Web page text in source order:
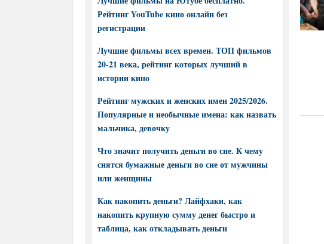
Рейтинг YouTube кино онлайн без
регистрации
Лучшие фильмы всех времен. ТОП фильмов
20-21 века, рейтинг которых лучший в
истории кино
Рейтинг мужских и женских имен 2025/2026.
Популярные и необычные имена: как назвать
мальчика, девочку
Что значит получить деньги во сне. К чему
снятся бумажные деньги во сне от мужчины
или женщины
Как накопить деньги? Лайфхаки, как
накопить крупную сумму денег быстро и
таблица, как откладывать деньги